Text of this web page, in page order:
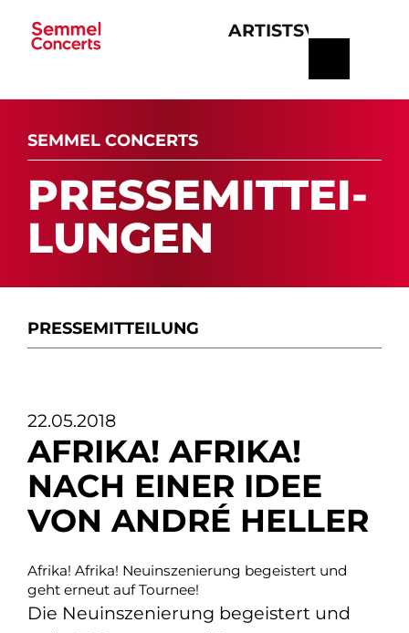
ARTISTS
SEMMEL CONCERTS
PRES­SE­MIT­TEI­
LUN­GEN
PRESSE­MITTEILUNG
22.05.2018
AFRIKA! AFRIKA!
NACH EINER IDEE
VON ANDRÉ HELLER
Afrika! Afrika! Neuinszenierung begeistert und
geht erneut auf Tournee!
Die Neuinszenierung begeistert und